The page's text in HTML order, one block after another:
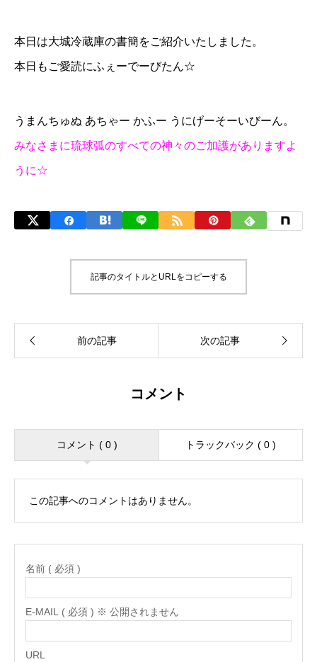
本日は大城冷蔵庫の書簡をご紹介いたしました。
本日もご愛読にふぇーでーびたん☆
うまんちゅぬ あちゃー かふー うにげーそーいびーん。
みなさまに琉球弧のすべての神々のご加護がありますよ
うに☆
記事のタイトルとURLをコピーする
コメント
コメント ( 0 ) トラックバック ( 0 )
この記事へのコメントはありません。
名前 ( 必須 )
E-MAIL ( 必須 ) ※ 公開されません
URL